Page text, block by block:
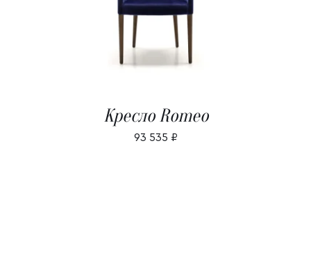
В КОРЗИНУ / ДЕТАЛИ
Кресло Romeo
93 535 ₽